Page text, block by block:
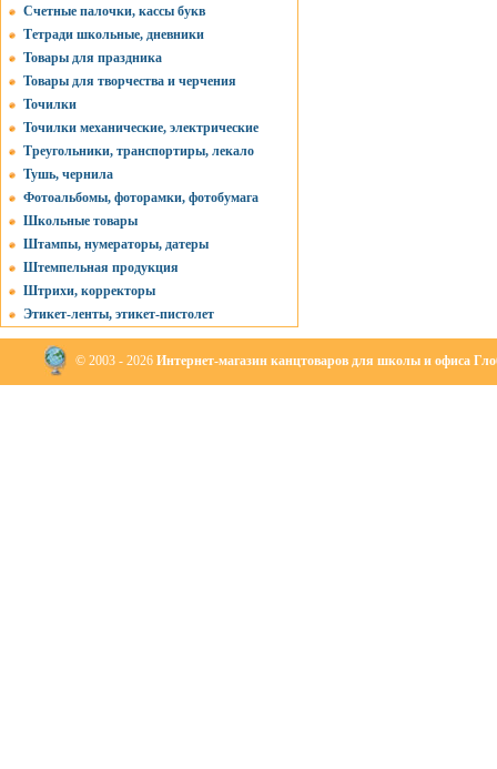
Счетные палочки, кассы букв
Тетради школьные, дневники
Товары для праздника
Товары для творчества и черчения
Точилки
Точилки механические, электрические
Треугольники, транспортиры, лекало
Тушь, чернила
Фотоальбомы, фоторамки, фотобумага
Школьные товары
Штампы, нумераторы, датеры
Штемпельная продукция
Штрихи, корректоры
Этикет-ленты, этикет-пистолет
© 2003 - 2026 Интернет-магазин канцтоваров для школы и офиса